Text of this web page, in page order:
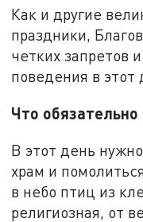
Как и другие
праздники,
четких запретов
поведения в этот
Что
В этот день
храм и
в небо птиц из
религиозная, от